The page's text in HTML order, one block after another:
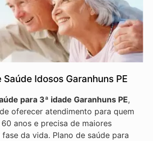
Saúde Idosos Garanhuns PE
para 3ª idade Garanhuns PE,
oferecer atendimento para quem
anos e precisa de maiores
da vida. Plano de saúde para